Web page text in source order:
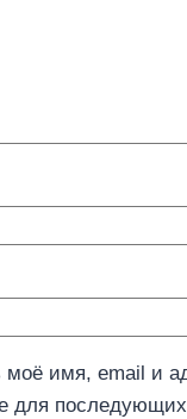
моё имя, email и
для